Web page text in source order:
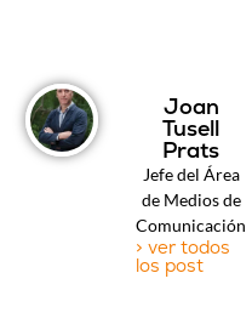
Joan
Tusell
Prats
Jefe del Área
de Medios de
Comunicación
> ver todos
los post